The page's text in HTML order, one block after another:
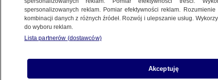
Udostępnij
Choć majątek Elona Muska szacowany jest
człowiekiem. Niewiele wydaje na własne
spersonalizowanych reklam. Pomiar efektywności reklam.
kombinacji danych z różnych źródeł. Rozwój i ulepszanie usług.
do wyboru reklam.
Lista partnerów (dostawców)
Akceptuję